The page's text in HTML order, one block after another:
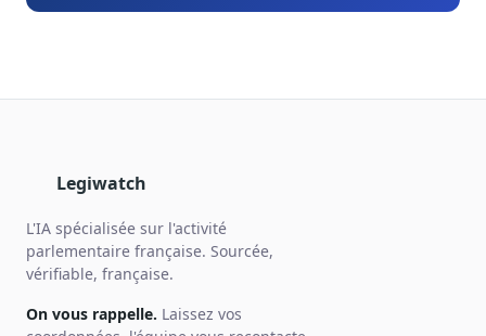
Legiwatch
L'IA spécialisée sur l'activité
parlementaire française. Sourcée,
vérifiable, française.
On vous rappelle. Laissez vos